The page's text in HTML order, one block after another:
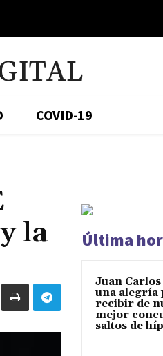
COVID-19
la
Última
Juan Carlos
una alegría
recibir de
mejor
saltos de